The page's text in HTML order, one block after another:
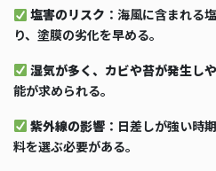
塩害のリスク ：海風に含まれる
り、塗膜の劣化を早める。
湿気が多く、カビや苔が発生し
能が求められる。
紫外線の影響：日差しが強い時
料を選ぶ必要がある。